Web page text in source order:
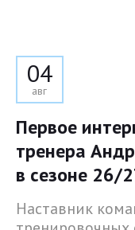
04
авг
Первое
тренера
в сезоне 26/
Наставник